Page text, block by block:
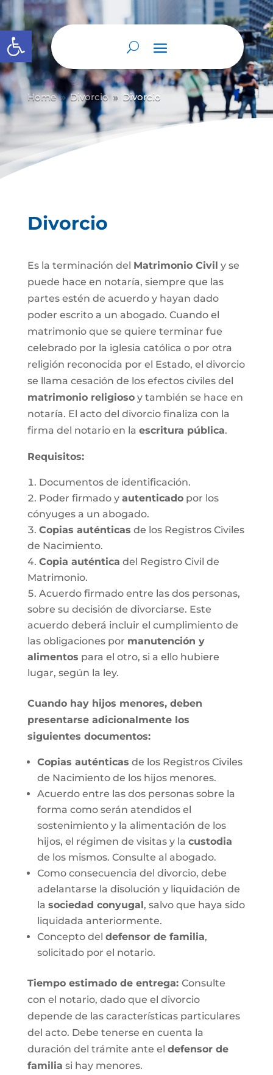
Abrir barra de herramientas
Home 9 Divorcio 9 Divorcio
Divorcio
Es la terminación del Matrimonio Civil y se
puede hace en notaría, siempre que las
partes estén de acuerdo y hayan dado
poder escrito a un abogado. Cuando el
matrimonio que se quiere terminar fue
celebrado por la iglesia católica o por otra
religión reconocida por el Estado, el divorcio
se llama cesación de los efectos civiles del
matrimonio religiosoy también se hace en
notaría. El acto del divorcio finaliza con la
firma del notario en la escritura pública.
Requisitos:
Documentos de identificación.
Poder firmado y autenticadopor los
cónyuges a un abogado.
Copias auténticas de los Registros Civiles
de Nacimiento.
Copia auténtica del Registro Civil de
Matrimonio.
Acuerdo firmado entre las dos personas,
sobre su decisión de divorciarse. Este
acuerdo deberá incluir el cumplimiento de
las obligaciones por manutención y
alimentos para el otro, si a ello hubiere
lugar, según la ley.
Cuando hay hijos menores, deben
presentarse adicionalmente los
siguientes documentos:
Copias auténticas de los Registros Civiles
de Nacimiento de los hijos menores.
Acuerdo entre las dos personas sobre la
forma como serán atendidos el
sostenimiento y la alimentación de los
hijos, el régimen de visitas y la custodia
de los mismos. Consulte al abogado.
Como consecuencia del divorcio, debe
adelantarse la disolución y liquidación de
la sociedad conyugal, salvo que haya sido
liquidada anteriormente.
Concepto del defensor de familia,
solicitado por el notario.
Tiempo estimado de entrega: Consulte
con el notario, dado que el divorcio
depende de las características particulares
del acto. Debe tenerse en cuenta la
duración del trámite ante el defensor de
familia si hay menores.